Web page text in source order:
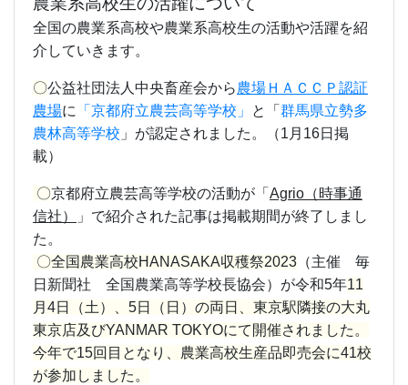
全国の農業系高校や農業系高校生の活動や活躍を紹
介していきます。
〇公益社団法人中央畜産会から農場ＨＡＣＣＰ認証
農場に 「京都府立農芸高等学校」 と「 群馬県立勢多
農林高等学校 」が認定されました。（1月16日掲
載）
〇京都府立農芸高等学校の活動が 「 Agrio（時事通
信社）
」 で紹介された記事は掲載期間が終了しまし
た。
〇全国農業高校HANASAKA収穫祭2023 （主催 毎
日新聞社 全国農業高等学校長協会）が令和5年11
月4日（土）、5日（日）の両日、東京駅隣接の大丸
東京店及びYANMAR TOKYOにて開催されました。
今年で15回目となり、農業高校生産品即売会に41校
が参加しました。